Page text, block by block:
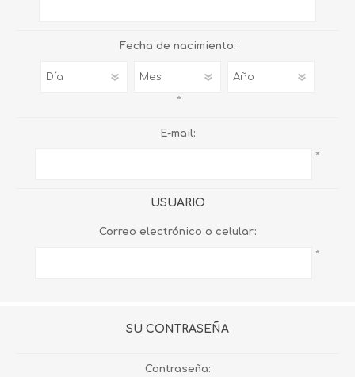
Fecha de nacimiento:
*
E-mail:
*
USUARIO
Correo electrónico o celular:
*
SU CONTRASEÑA
Contraseña: